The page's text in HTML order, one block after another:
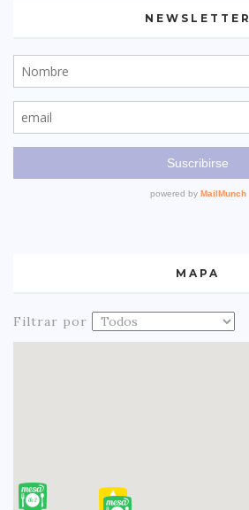
NEWSLETTER
MAPA
Filtrar por